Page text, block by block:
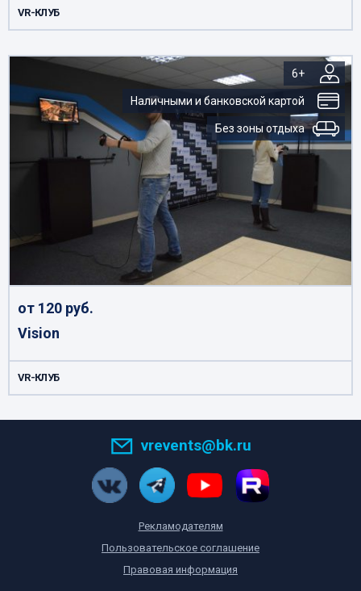
VR-КЛУБ
6+
Наличными и банковской картой
Без зоны отдыха
от 120 руб.
Vision
VR-КЛУБ
vrevents@bk.ru
Рекламодателям
Пользовательское соглашение
Правовая информация